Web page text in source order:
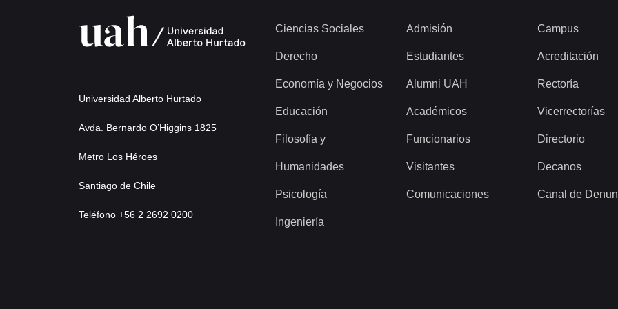
Universidad Alberto Hurtado
Avda. Bernardo O’Higgins 1825
Metro Los Héroes
Santiago de Chile
Teléfono +56 2 2692 0200
Ciencias Sociales
Derecho
Economía y Negocios
Educación
Filosofía y
Humanidades
Psicología
Ingeniería
Admisión
Estudiantes
Alumni UAH
Académicos
Funcionarios
Visitantes
Comunicaciones
Campus
Acreditación
Rectoría
Vicerrectorías
Directorio
Decanos
Canal de